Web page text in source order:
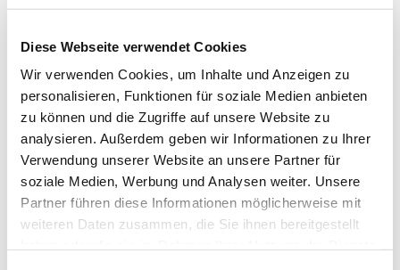
Diese Webseite verwendet Cookies
Wir verwenden Cookies, um Inhalte und Anzeigen zu
personalisieren, Funktionen für soziale Medien anbieten
zu können und die Zugriffe auf unsere Website zu
analysieren. Außerdem geben wir Informationen zu Ihrer
Verwendung unserer Website an unsere Partner für
soziale Medien, Werbung und Analysen weiter. Unsere
Partner führen diese Informationen möglicherweise mit
weiteren Daten zusammen, die Sie ihnen bereitgestellt
$